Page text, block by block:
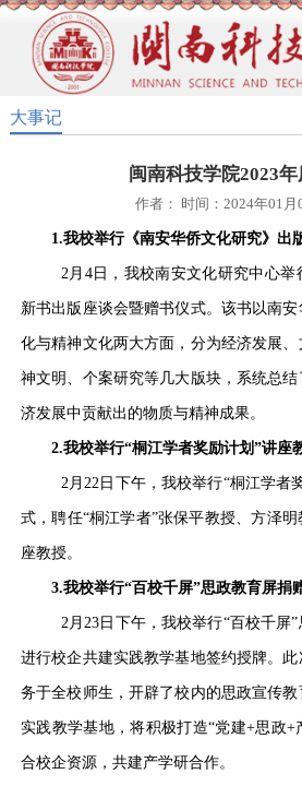
大事记
闽南科技学院2023
作者： 时间：2024年01月
1.我校举行《南安华侨文化研究》出
2月4日，我校南安文化研究中心举
新书出版座谈会暨赠书仪式。该书以南
化与精神文化两大方面，分为经济发展
神文明、个案研究等几大版块，系统总
济发展中贡献出的物质与精神成果。
2.我校举行“桐江学者奖励计划”讲座
2月22日下午，我校举行“桐江学者
式，聘任“桐江学者”张保平教授、方泽
座教授。
3.我校举行“百校千屏”思政教育屏捐
2月23日下午，我校举行“百校千屏
进行校企共建实践教学基地签约授牌。
务于全校师生，开辟了校内的思政宣传
实践教学基地，将积极打造“党建+思政+
合校企资源，共建产学研合作。